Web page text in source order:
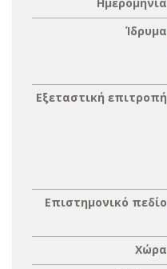
Ίδρυμα
Εξεταστική επιτροπή
Επιστημονικό πεδίο
Χώρα